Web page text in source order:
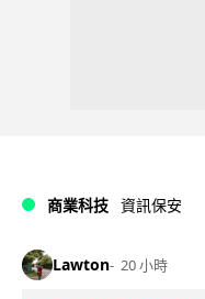
商業科技 資訊保安
Lawton 20 小時